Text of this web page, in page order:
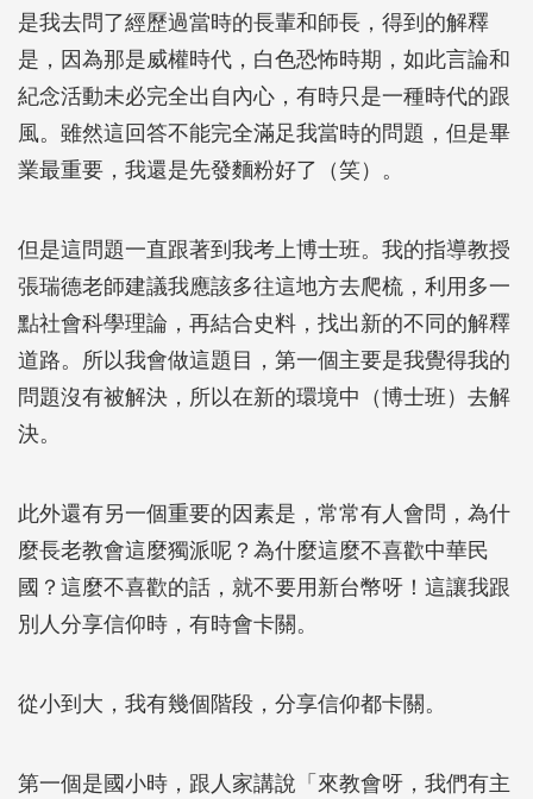
是我去問了經歷過當時的長輩和師長，得到的解釋
是，因為那是威權時代，白色恐怖時期，如此言論和
紀念活動未必完全出自內心，有時只是一種時代的跟
風。雖然這回答不能完全滿足我當時的問題，但是畢
業最重要，我還是先發麵粉好了（笑）。
但是這問題一直跟著到我考上博士班。我的指導教授
張瑞德老師建議我應該多往這地方去爬梳，利用多一
點社會科學理論，再結合史料，找出新的不同的解釋
道路。所以我會做這題目，第一個主要是我覺得我的
問題沒有被解決，所以在新的環境中（博士班）去解
決。
此外還有另一個重要的因素是，常常有人會問，為什
麼長老教會這麼獨派呢？為什麼這麼不喜歡中華民
國？這麼不喜歡的話，就不要用新台幣呀！這讓我跟
別人分享信仰時，有時會卡關。
從小到大，我有幾個階段，分享信仰都卡關。
第一個是國小時，跟人家講說「來教會呀，我們有主